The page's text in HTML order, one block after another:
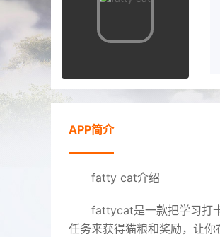
APP简介
fatty cat介绍
fattycat是一款把学习打
任务来获得猫粮和奖励，让你